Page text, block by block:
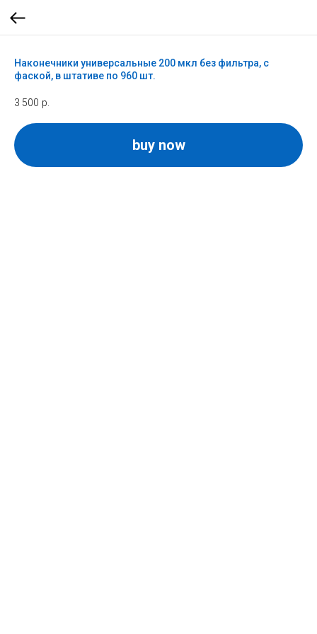
Наконечники универсальные 200 мкл без фильтра, с
фаской, в штативе по 960 шт.
3 500 р.
buy now